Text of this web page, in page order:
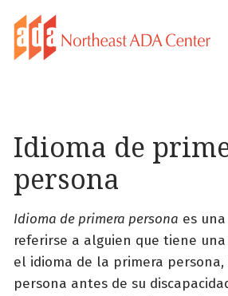
Idioma de
persona
Idioma de primera persona es
referirse a alguien que tiene una
el idioma de la primera
persona antes de su